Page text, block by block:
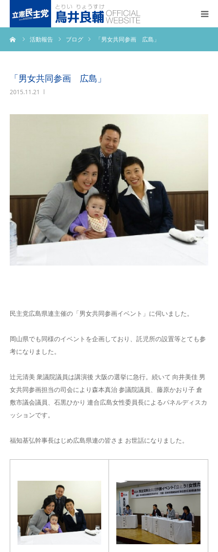
活動報告 ブログ 「男女共同参画 広島」
「男女共同参画 広島」
2015.11.21
民主党広島県連主催の「男女共同参画イベント」に伺いました。
岡山県でも同様のイベントを企画しており、託児所の設置等とても参
考になりました。
辻元清美 衆議院議員は講演後 大阪の選挙に急行。続いて 向井美佳 男
女共同参画担当の司会により森本真治 参議院議員、藤原かおり子 倉
敷市議会議員、石黒ひかり 連合広島女性委員長によるパネルディスカ
ッションです。
福知基弘幹事長はじめ広島県連の皆さま お世話になりました。
トップページ
プロフィール